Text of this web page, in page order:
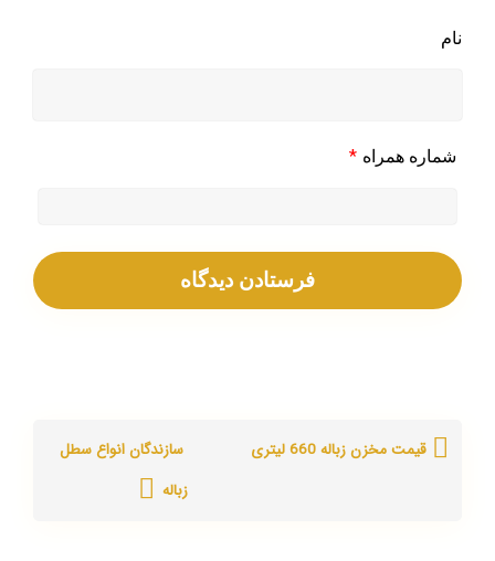
نام
شماره همراه *
قیمت مخزن زباله 660 لیتری
سازندگان انواع سطل
زباله